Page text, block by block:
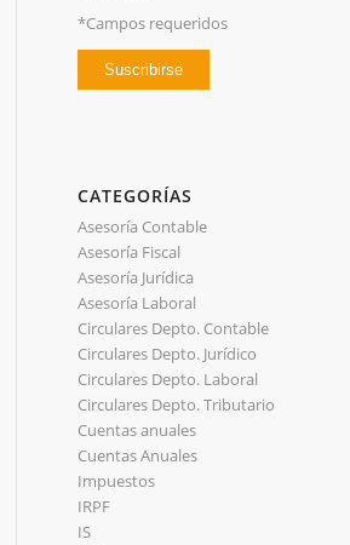
*Campos requeridos
CATEGORÍAS
Asesoría Contable
Asesoría Fiscal
Asesoría Jurídica
Asesoría Laboral
Circulares Depto. Contable
Circulares Depto. Jurídico
Circulares Depto. Laboral
Circulares Depto. Tributario
Cuentas anuales
Cuentas Anuales
Impuestos
IRPF
IS